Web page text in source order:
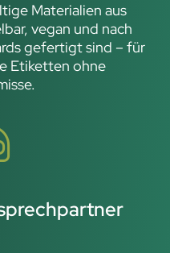
Materialien aus
vegan und nach
gefertigt sind – für
Etiketten ohne